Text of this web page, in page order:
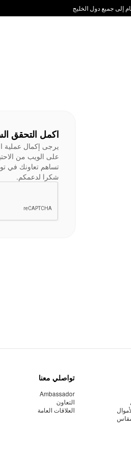
اكمل التحقق
يرجى إكمال عملية
على الويب من
تساهم تعاونك في
شكرا لدعمكم.
تواصلي معنا
Ambassador
التعاون
العلاقات العامة